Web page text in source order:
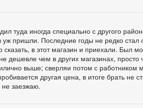
туда иногда специально с другого
пришли. Последние годы не редко стал
в этот магазин и приехали. Был
дешевле чем в других магазинах, просто
выше; сверляи потом с работником
другая цена, в итоге брать не
заезжаю.